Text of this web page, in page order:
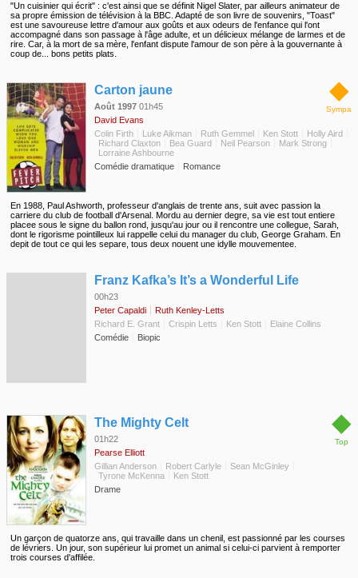
"Un cuisinier qui écrit" : c'est ainsi que se définit Nigel Slater, par ailleurs animateur de
sa propre émission de télévision à la BBC. Adapté de son livre de souvenirs, "Toast"
est une savoureuse lettre d'amour aux goûts et aux odeurs de l'enfance qui l'ont
accompagné dans son passage à l'âge adulte, et un délicieux mélange de larmes et de
rire. Car, à la mort de sa mère, l'enfant dispute l'amour de son père à la gouvernante à
coup de... bons petits plats.
◆
Sympa
Carton jaune
Août 1997 01h45
David Evans
Colin Firth
Luke Aikman Ruth Gemmel Ken Stott
Holly Aird
Richard Claxton
Bea Guard Neil Pearson
Mark Strong
Lorraine Ashbourne
Comédie dramatique
Romance
En 1988, Paul Ashworth, professeur d'anglais de trente ans, suit avec passion la
carriere du club de football d'Arsenal. Mordu au dernier degre, sa vie est tout entiere
placee sous le signe du ballon rond, jusqu'au jour ou il rencontre une collegue, Sarah,
dont le rigorisme pointilleux lui rappelle celui du manager du club, George Graham. En
depit de tout ce qui les separe, tous deux nouent une idylle mouvementee.
Franz Kafka’s It’s a Wonderful Life
00h23
Peter Capaldi
Ruth Kenley-Letts
Richard E. Grant
Crispin Letts Ken Stott
Elaine Collins
Comédie
Biopic
◆
Top
The Mighty Celt
01h22
Pearse Elliott
Gillian Anderson
Robert Carlyle
Sean McGinley
Tyrone McKenna
Ken Stott
Drame
Un garçon de quatorze ans, qui travaille dans un chenil, est passionné par les courses
de lévriers. Un jour, son supérieur lui promet un animal si celui-ci parvient à remporter
trois courses d'affilée.